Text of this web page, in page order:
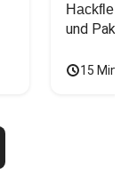
und Pak
15